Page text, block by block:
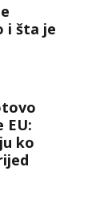
i šta je
EU:
ko